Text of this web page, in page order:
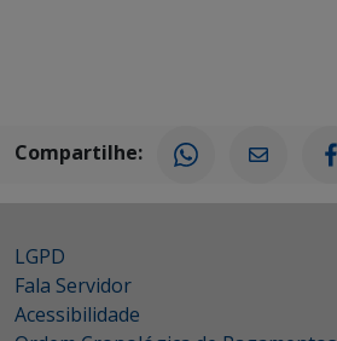
Compartilhe:
LGPD
Fala Servidor
Acessibilidade